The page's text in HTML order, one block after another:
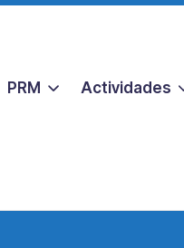
de Santo
ucranianas
PRM Actividades